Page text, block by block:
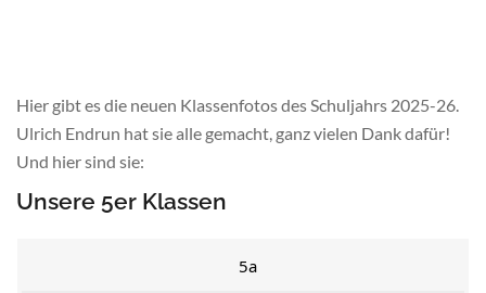
Hier gibt es die neuen Klassenfotos des Schuljahrs 2025-26.
Ulrich Endrun hat sie alle gemacht, ganz vielen Dank dafür!
Und hier sind sie:
Unsere 5er Klassen
5a